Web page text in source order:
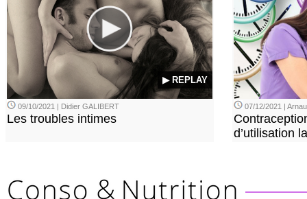
▶ REPLAY
09/10/2021 | Didier GALIBERT
Les troubles intimes
07/12/2021 |
d’utilisation